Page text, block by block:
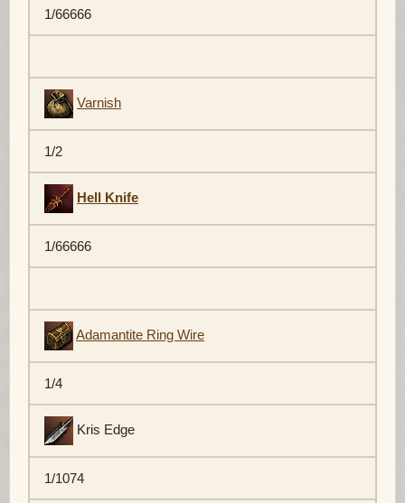
1/66666
Varnish
1/2
Hell Knife
1/66666
Adamantite Ring Wire
1/4
Kris Edge
1/1074